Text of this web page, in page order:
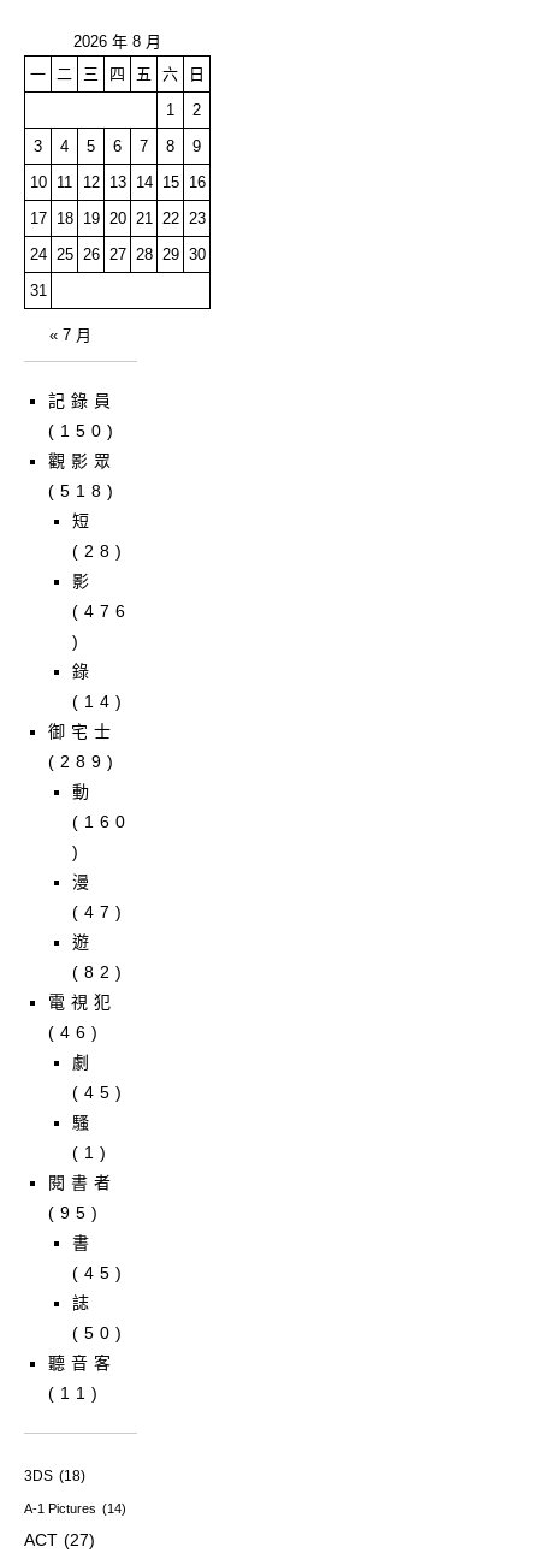
2026 年 8 月
一
二 三 四 五 六
日
1
2
3
4 5 6 7 8
9
10
11 12 13 14 15
16
17
18 19 20 21 22
23
24
25 26 27 28 29 30
31
« 7 月
記錄員
(150)
觀影眾
(518)
短
(28)
影
(476
)
錄
(14)
御宅士
(289)
動
(160
)
漫
(47)
遊
(82)
電視犯
(46)
劇
(45)
騷
(1)
閱書者
(95)
書
(45)
誌
(50)
聽音客
(11)
3DS (18)
A-1 Pictures (14)
ACT (27)